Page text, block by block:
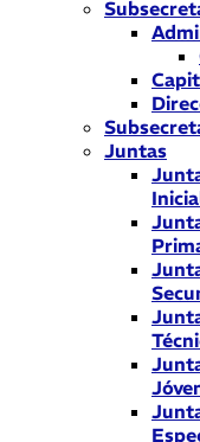
Juntas